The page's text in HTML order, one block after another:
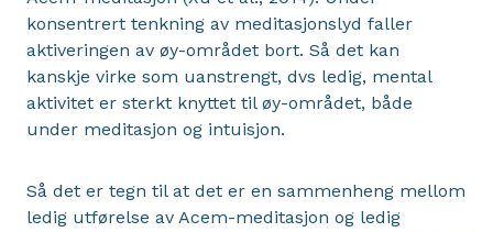
konsentrert tenkning av meditasjonslyd faller
aktiveringen av øy-området bort. Så det kan
kanskje virke som uanstrengt, dvs ledig, mental
aktivitet er sterkt knyttet til øy-området, både
under meditasjon og intuisjon.
Så det er tegn til at det er en sammenheng mellom
ledig utførelse av Acem-meditasjon og ledig